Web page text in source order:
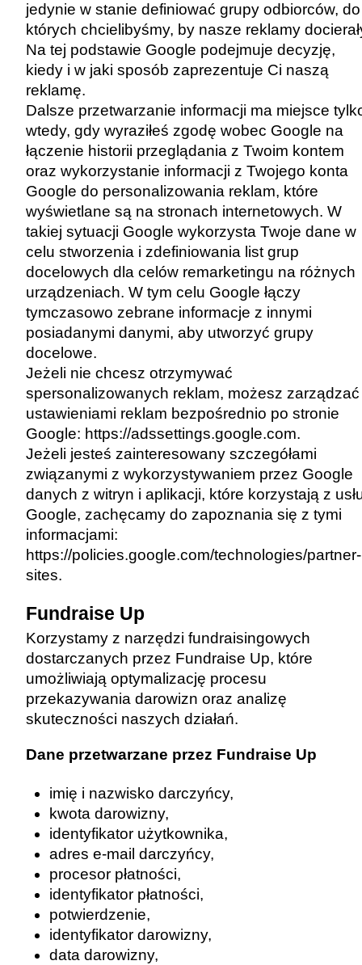
jedynie w stanie definiować grupy odbiorców, do
których chcielibyśmy, by nasze reklamy
Na tej podstawie Google podejmuje decyzję,
kiedy i w jaki sposób zaprezentuje Ci naszą
reklamę.
Dalsze przetwarzanie informacji ma miejsce
wtedy, gdy wyraziłeś zgodę wobec Google na
łączenie historii przeglądania z Twoim kontem
oraz wykorzystanie informacji z Twojego konta
Google do personalizowania reklam, które
wyświetlane są na stronach internetowych. W
takiej sytuacji Google wykorzysta Twoje dane w
celu stworzenia i zdefiniowania list grup
docelowych dla celów remarketingu na różnych
urządzeniach. W tym celu Google łączy
tymczasowo zebrane informacje z innymi
posiadanymi danymi, aby utworzyć grupy
docelowe.
Jeżeli nie chcesz otrzymywać
spersonalizowanych reklam, możesz zarządzać
ustawieniami reklam bezpośrednio po stronie
Google: https://adssettings.google.com.
Jeżeli jesteś zainteresowany szczegółami
związanymi z wykorzystywaniem przez Google
danych z witryn i aplikacji, które korzystają z
Google, zachęcamy do zapoznania się z tymi
informacjami:
https://policies.google.com/technologies/partner-
sites.
Fundraise Up
Korzystamy z narzędzi fundraisingowych
dostarczanych przez Fundraise Up, które
umożliwiają optymalizację procesu
przekazywania darowizn oraz analizę
skuteczności naszych działań.
Dane przetwarzane przez Fundraise Up
imię i nazwisko darczyńcy,
kwota darowizny,
identyfikator użytkownika,
adres e-mail darczyńcy,
procesor płatności,
identyfikator płatności,
potwierdzenie,
identyfikator darowizny,
data darowizny,